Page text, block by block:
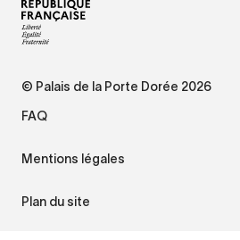
© Palais de la Porte Dorée 2026
FAQ
Mentions légales
Plan du site